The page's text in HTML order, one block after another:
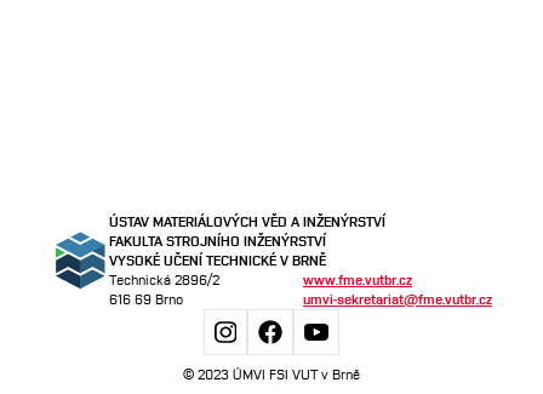
ÚSTAV MATERIÁLOVÝCH VĚD A INŽENÝRSTVÍ
FAKULTA STROJNÍHO INŽENÝRSTVÍ
VYSOKÉ UČENÍ TECHNICKÉ V BRNĚ
Technická 2896/2
www.fme.vutbr.cz
616 69 Brno
umvi-sekretariat@fme.vutbr.cz
© 2023 ÚMVI FSI VUT v Brně